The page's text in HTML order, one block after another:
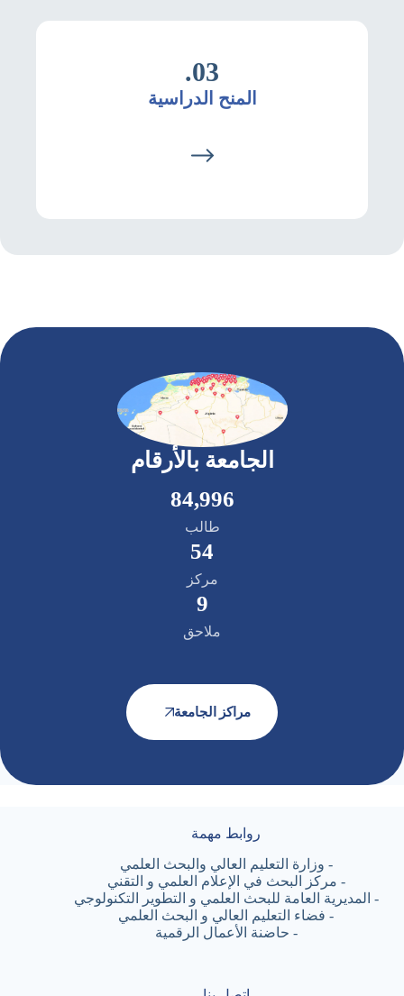
03.
المنح الدراسية
الجامعة بالأرقام
85,000
طالب
55
مركز
10
ملاحق
مراكز الجامعة
روابط مهمة
- وزارة التعليم العالي والبحث العلمي
- مركز البحث في الإعلام العلمي و التقني
- المديرية العامة للبحث العلمي و التطوير التكنولوجي
- فضاء التعليم العالي و البحث العلمي
- حاضنة الأعمال الرقمية